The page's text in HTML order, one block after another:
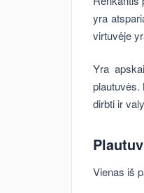
yra
virtuvėje
Yra
plautuvės.
dirbti ir
Vienas iš